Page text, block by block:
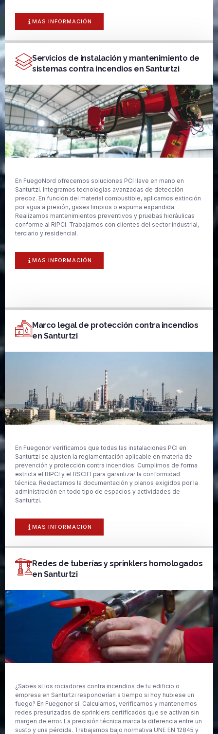
MAS INFORMACIÓN
Servicios de instalación y mantenimiento de
sistemas contra incendios en Santurtzi
En FuegoNord ofrecemos soluciones PCI llave en mano en
Santurtzi. Integramos tecnologías avanzadas de detección
precoz. En función del material combustible, aplicamos extinción
por agua a presión, gases limpios o espuma expandida.
Realizamos mantenimientos preventivos y pruebas hidráulicas
conforme al RIPCI. Trabajamos con clientes del sector industrial,
terciario y residencial.
MAS INFORMACIÓN
Marco legal de protección contra incendios
en Santurtzi
En Fuegonor verificamos que todas las instalaciones PCI en
Santurtzi se ajusten la reglamentación aplicable en materia de
prevención y protección contra incendios. Cumplimos de forma
estricta el RIPCI y el RSCIEI para garantizar la conformidad
técnica. Redactamos la documentación y planos exigidos por la
administración en todo tipo de espacios y actividades de
Santurtzi.
MAS INFORMACIÓN
Redes de tuberías y sprinklers homologados
en Santurtzi
¿Sabes si los rociadores contra incendios de tu edificio o
empresa en Santurtzi responderían a tiempo si hoy hubiese un
fuego? En Fuegonor sí. Calculamos, verificamos y mantenemos
redes presurizadas de sprinklers certificados que se activan sin
margen de error. La precisión técnica marca la diferencia entre un
susto y una pérdida. Trabajamos bajo normativa UNE EN 12845 y